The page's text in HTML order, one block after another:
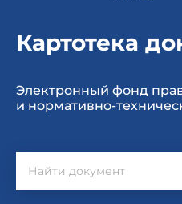
Картотека
Электронный фонд
и нормативно-